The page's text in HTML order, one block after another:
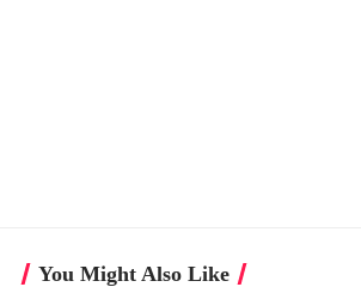
You Might Also Like